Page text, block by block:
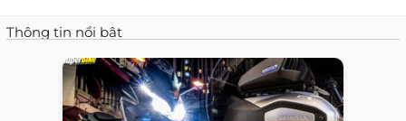
Thông tin nổi bật